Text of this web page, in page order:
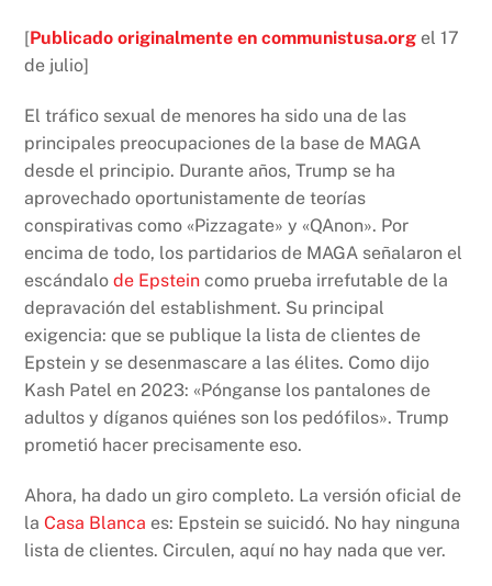
[Publicado originalmente en communistusa.org el 17
de julio]
El tráfico sexual de menores ha sido una de las
principales preocupaciones de la base de MAGA
desde el principio. Durante años, Trump se ha
aprovechado oportunistamente de teorías
conspirativas como «Pizzagate» y «QAnon». Por
encima de todo, los partidarios de MAGA señalaron el
escándalo de Epstein como prueba irrefutable de la
depravación del establishment. Su principal
exigencia: que se publique la lista de clientes de
Epstein y se desenmascare a las élites. Como dijo
Kash Patel en 2023: «Pónganse los pantalones de
adultos y díganos quiénes son los pedófilos». Trump
prometió hacer precisamente eso.
Ahora, ha dado un giro completo. La versión oficial de
la Casa Blanca es: Epstein se suicidó. No hay ninguna
lista de clientes. Circulen, aquí no hay nada que ver.